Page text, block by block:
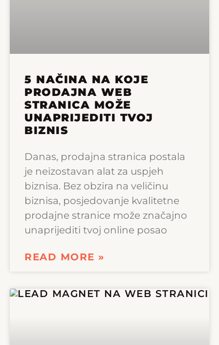
5 NAČINA NA KOJE
PRODAJNA WEB
STRANICA MOŽE
UNAPRIJEDITI TVOJ
BIZNIS
Danas, prodajna stranica postala
je neizostavan alat za uspjeh
biznisa. Bez obzira na veličinu
biznisa, posjedovanje kvalitetne
prodajne stranice može značajno
unaprijediti tvoj online posao
READ MORE »